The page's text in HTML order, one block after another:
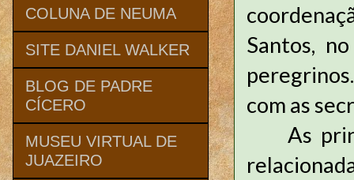
Santos,
com as
As
COLUNA DE NEUMA
SITE DANIEL WALKER
BLOG DE PADRE
CÍCERO
MUSEU VIRTUAL DE
JUAZEIRO